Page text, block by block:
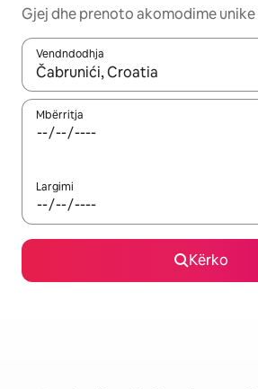
Gjej dhe prenoto akomodime
Vendndodhja
Kur rezultatet të jenë të
Mbërritja
Largimi
Kërko